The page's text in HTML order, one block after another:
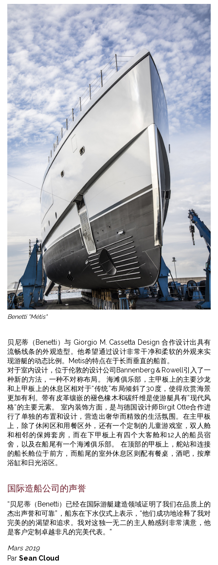
Benetti "Métis"
贝尼蒂（Benetti）与 Giorgio M. Cassetta Design 合作设计出具有
流畅线条的外观造型。他希望通过设计非常干净和柔软的外观来实
现游艇的动态比例。Metis的特点在于长而垂直的船首。
对于室内设计，位于伦敦的设计公司Bannenberg＆Rowell引入了一
种新的方法，一种不对称布局。 海滩俱乐部，主甲板上的主要沙龙
和上甲板上的休息区相对于“传统”布局倾斜了30度，使得欣赏海景
更加有利。带有皮革镶嵌的褪色橡木和碳纤维是使游艇具有“现代风
格“的主要元素。 室内装饰方面，是与德国设计师Birgit Otte合作进
行了单独的布置和设计，营造出奢华而精致的生活氛围。在主甲板
上，除了休闲区和用餐区外，还有一个定制的儿童游戏室，双人舱
和相邻的保姆套房，而在下甲板上有四个大客舱和12人的船员宿
舍，以及在船尾有一个海滩俱乐部。 在顶部的甲板上，舵站和连接
的船长舱位于前方，而船尾的室外休息区则配有餐桌，酒吧，按摩
浴缸和日光浴区。
国际造船公司的声誉
“贝尼蒂（Benetti）已经在国际游艇建造领域证明了我们在品质上的
杰出声誉和可靠”，船东在下水仪式上表示，“他们成功地诠释了我对
完美的的渴望和追求。我对这独一无二的主人舱感到非常满意，他
是客户定制卓越非凡的完美代表。”
Mars 2019
Par Sean Cloud